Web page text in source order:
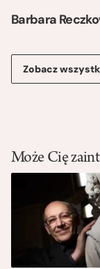
Barbara
Zobacz
Może Cię